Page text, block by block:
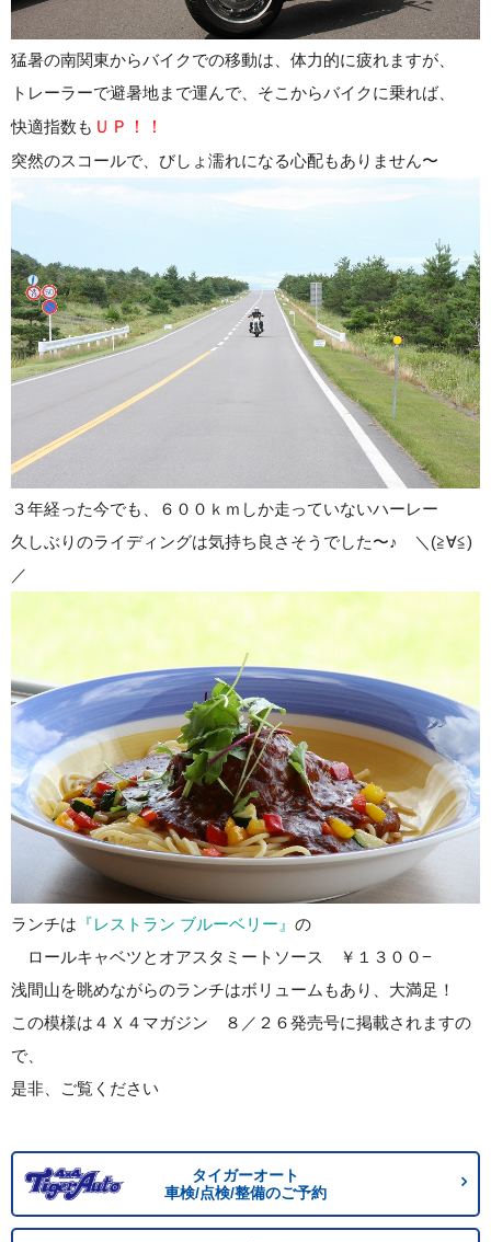
猛暑の南関東からバイクでの移動は、体力的に疲れますが、
トレーラーで避暑地まで運んで、そこからバイクに乗れば、
快適指数も ＵＰ！！
突然のスコールで、びしょ濡れになる心配もありません〜
３年経った今でも、６００ｋｍしか走っていないハーレー
久しぶりのライディングは気持ち良さそうでした〜♪ ＼(≧∀≦)
／
ランチは 『レストラン ブルーベリー』 の
ロールキャベツとオアスタミートソース ￥１３００−
浅間山を眺めながらのランチはボリュームもあり、大満足！
この模様は４Ｘ４マガジン ８／２６発売号に掲載されますの
で、
是非、ご覧ください
タイガーオート
車検/点検/整備のご予約